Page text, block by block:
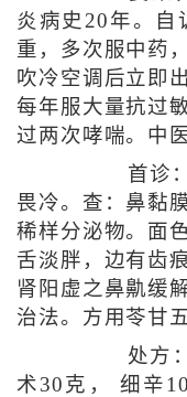
炎病史20年。自
重，多次服中药
吹冷空调后立即
每年服大量抗过
过两次哮喘。中
首诊：
畏冷。查：鼻黏
稀样分泌物。面
舌淡胖，边有齿
肾阳虚之鼻鼽缓
治法。方用苓甘
处方：
术30克， 细辛